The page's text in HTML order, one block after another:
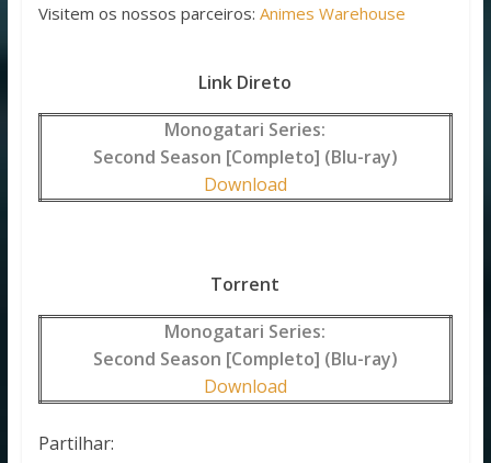
Visitem os nossos parceiros: Animes Warehouse
Link Direto
Monogatari Series:
Second Season [Completo] (Blu-ray)
Download
Torrent
Monogatari Series:
Second Season [Completo] (Blu-ray)
Download
Partilhar: